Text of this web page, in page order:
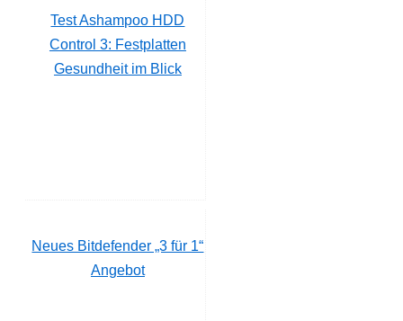
Test Ashampoo HDD
Control 3: Festplatten
Gesundheit im Blick
Neues Bitdefender „3 für 1“
Angebot